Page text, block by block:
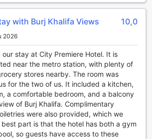
harjoittaa kuntoa monipuolisesti.
Lisäksi ulkouima-allas
nauttia auringosta ja
mikä tekee siitä täydellisen paikan
vesileikkeihin. City Premiere Hotel
urheilutilat tarjoavat vierailleen
aktiivista elämäntapaa ja
tekee siitä erinomaisen valinnan kaikille
Hotel Apartments - Dubain
with Burj Khalifa Views 10,0
2026
our stay at City Premiere Hotel. It is
near the metro station, with plenty of
stores nearby. The room was
for the two of us. It included a kitchen,
a comfortable bedroom, and a balcony
of Burj Khalifa. Complimentary
were also provided, which we
part is that the hotel has both a gym
so guests have access to these